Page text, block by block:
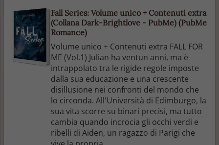
Fall Series: Volume unico + Contenuti extra
(Collana Dark-Brightlove - PubMe) (PubMe
Romance)
Volume unico + Contenuti extra FALL FOR
ME (Vol.1) Julian ha ventun anni, ma è
intrappolato tra le rigide regole imposte
dalla sua educazione e una crescente
disillusione nei confronti del mondo che
lo circonda. All'Università di Edimburgo, la
sua vita scorre su binari precisi, ma tutto
cambia quando incrocia gli occhi verdi e
ribelli di Aiden, un ragazzo di Parigi che